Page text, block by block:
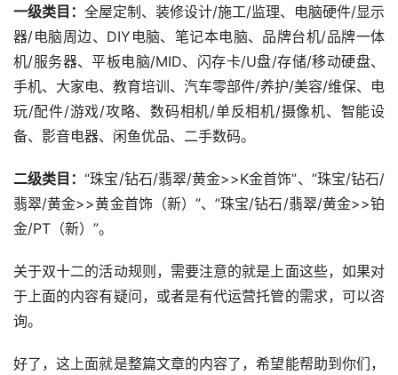
一级类目： 全屋定制、装修设计/施工/监理、电脑硬件/显示
器/电脑周边、DIY电脑、笔记本电脑、品牌台机/品牌一体
机/服务器、平板电脑/MID、闪存卡/U盘/存储/移动硬盘、
手机、大家电、教育培训、汽车零部件/养护/美容/维保、电
玩/配件/游戏/攻略、数码相机/单反相机/摄像机、智能设
备、影音电器、闲鱼优品、二手数码。
二级类目：“珠宝/钻石/翡翠/黄金>>K金首饰”、”珠宝/钻石/
翡翠/黄金>>黄金首饰（新）”、”珠宝/钻石/翡翠/黄金>>铂
金/PT（新）”。
关于双十二的活动规则，需要注意的就是上面这些，如果对
于上面的内容有疑问，或者是有代运营托管的需求，可以咨
询。
好了，这上面就是整篇文章的内容了，希望能帮助到你们，